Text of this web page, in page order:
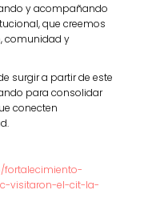
y acompañando
que creemos
comunidad y
surgir a partir de este
para consolidar
conecten
fortalecimiento-
visitaron-el-cit-la-